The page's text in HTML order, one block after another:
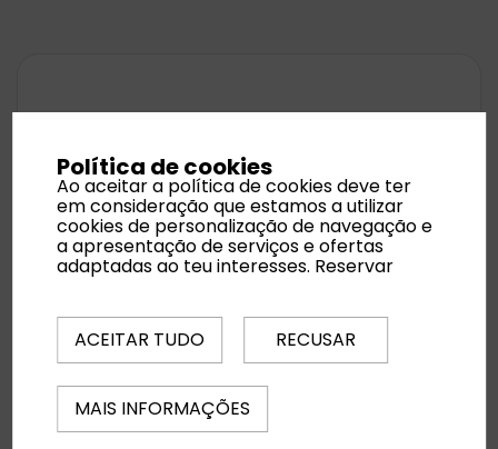
Holaflay - eSIM
A Holafly- eSIM — cartão SIM” virtual
Política de cookies
Ao aceitar a política de cookies deve ter
em consideração que estamos a utilizar
cookies de personalização de navegação e
a apresentação de serviços e ofertas
adaptadas ao teu interesses. Reservar
ACEITAR TUDO RECUSAR
MAIS INFORMAÇÕES